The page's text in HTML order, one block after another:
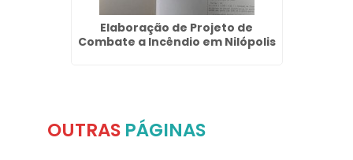
Elaboração de Projeto de
Combate a Incêndio em Nilópolis
OUTRAS PÁGINAS